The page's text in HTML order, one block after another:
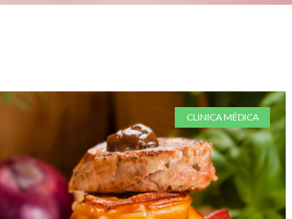
CLINICA MÉDICA